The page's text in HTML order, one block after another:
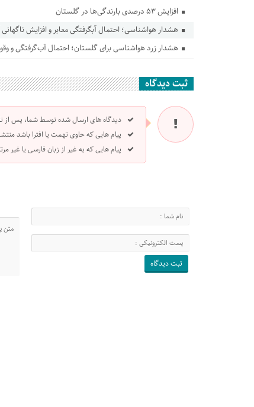
افزایش ۵۳ درصدی بارندگی‌ها در گلستان
هشدار هواشناسی؛ احتمال آبگرفتگی معابر و افزایش
هشدار زرد هواشناسی برای گلستان؛ احتمال آب‌گرفتگی و
ثبت دیدگاه
دیدگاه های ارسال شده توسط شما، پس
پیام هایی که حاوی تهمت یا افترا باشد
پیام هایی که به غیر از زبان فارسی یا غیر